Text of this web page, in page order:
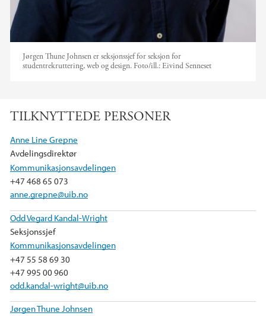
Jørgen Thune Johnsen er seksjonssjef for seksjon for
studentrekruttering, web og design. Foto/ill.:Eivind Senneset
TILKNYTTEDE PERSONER
Anne Line Grepne
Avdelingsdirektør
Kommunikasjonsavdelingen
+47 468 65 073
anne.grepne@uib.no
Odd Vegard Kandal-Wright
Seksjonssjef
Kommunikasjonsavdelingen
+47 55 58 69 30
+47 995 00 960
odd.kandal-wright@uib.no
Jørgen Thune Johnsen